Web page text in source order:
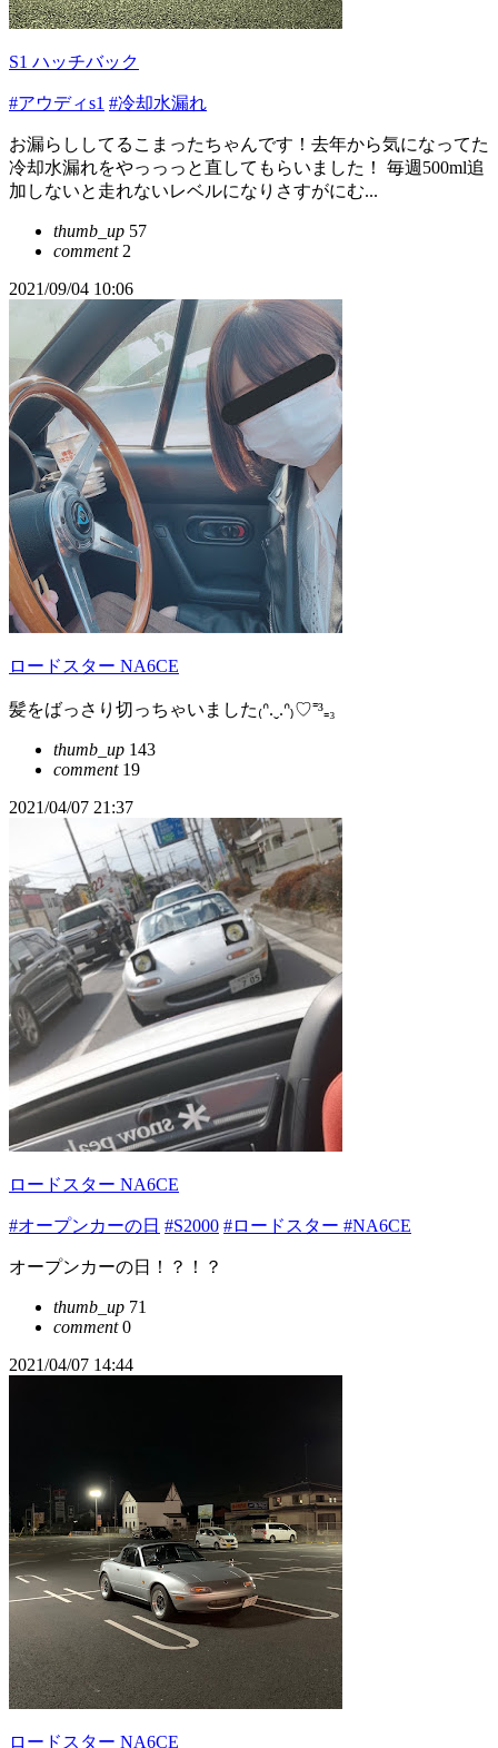
S1 ハッチバック
#アウディs1 #冷却水漏れ
お漏らししてるこまったちゃんです！去年から気になってた
冷却水漏れをやっっっと直してもらいました！ 毎週500ml追
加しないと走れないレベルになりさすがにむ...
thumb_up 57
comment2
2021/09/04 10:06
ロードスター NA6CE
髪をばっさり切っちゃいました₍ᐢ.ˬ.ᐢ₎♡⁼³₌₃
thumb_up 143
comment19
2021/04/07 21:37
ロードスター NA6CE
#オープンカーの日 #S2000 #ロードスター #NA6CE
オープンカーの日！？！？
thumb_up 71
comment0
2021/04/07 14:44
ロードスター NA6CE